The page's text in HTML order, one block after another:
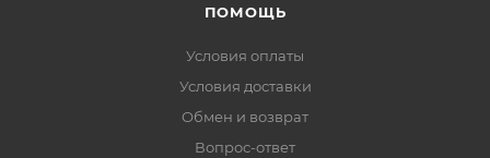
ПОМОЩЬ
Условия оплаты
Условия доставки
Обмен и возврат
Вопрос-ответ